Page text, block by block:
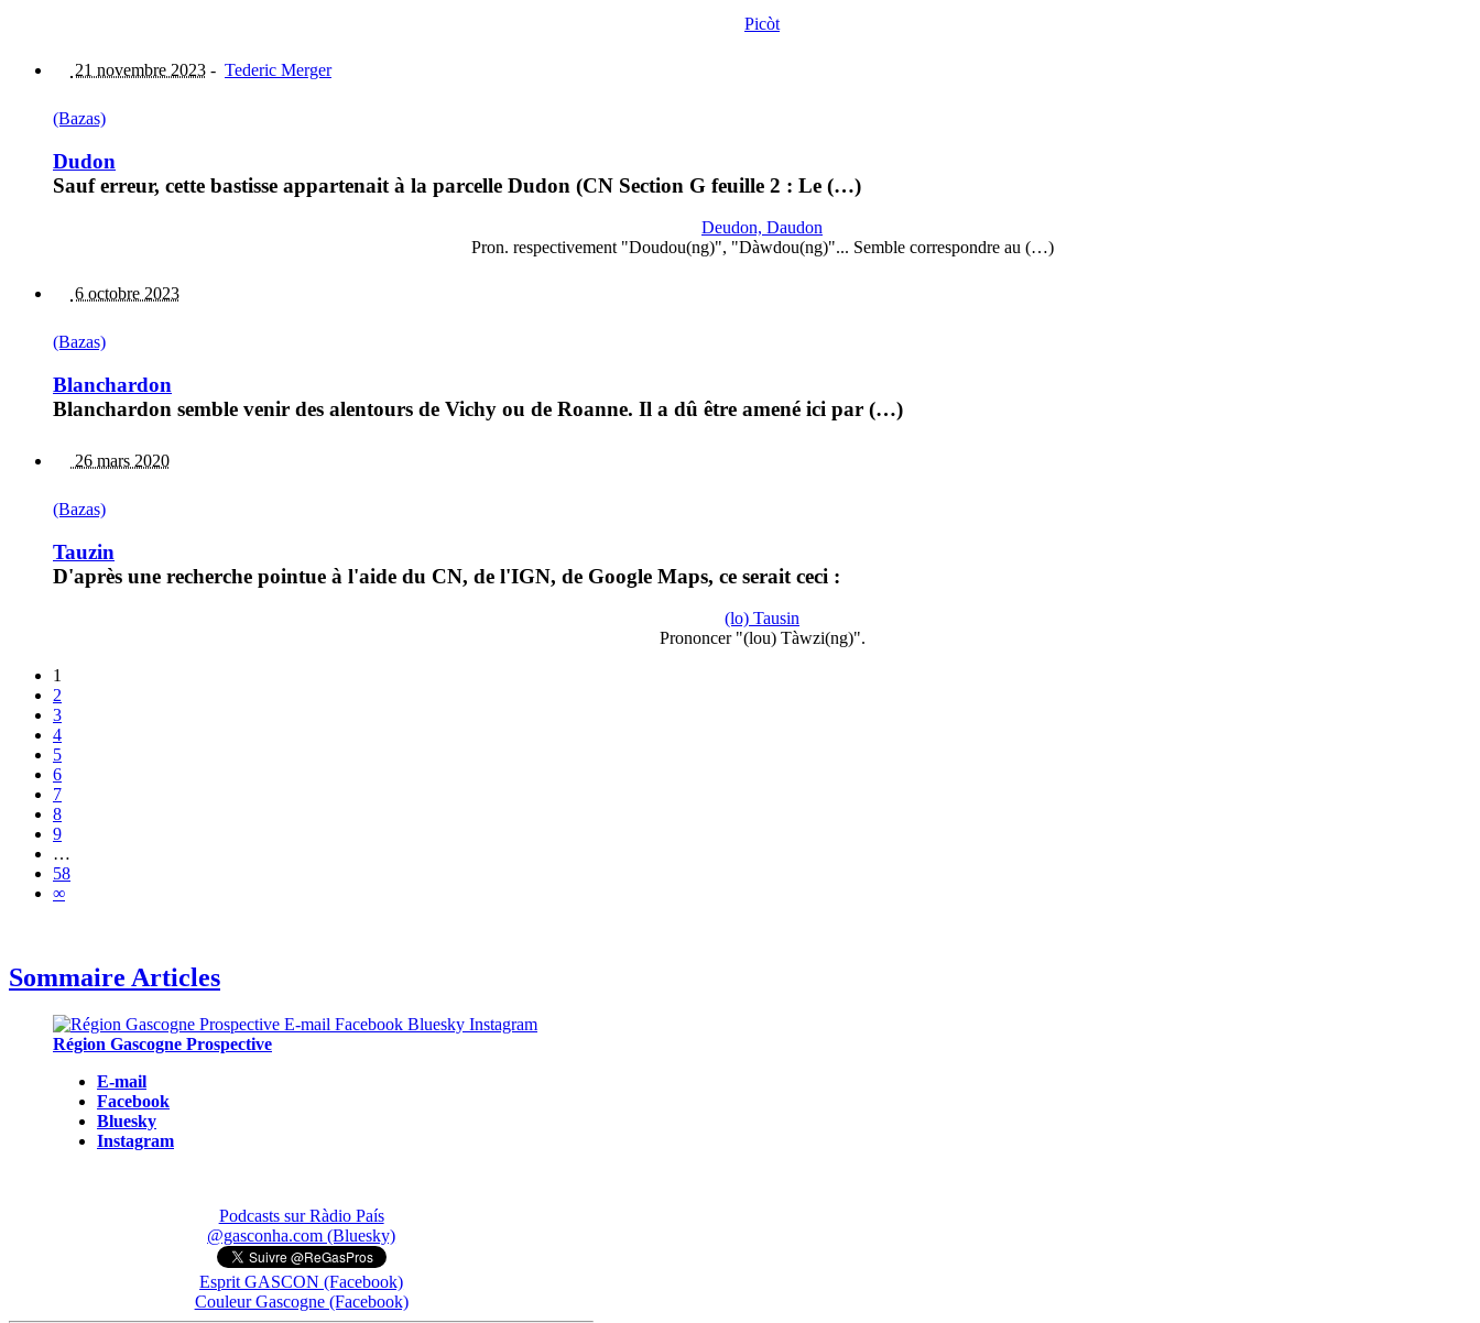
Picòt
21 novembre 2023 - Tederic Merger
(Bazas)
Dudon
Sauf erreur, cette bastisse appartenait à la parcelle Dudon (CN Section G feuille 2 : Le (…)
Deudon, Daudon
Pron. respectivement "Doudou(ng)", "Dàwdou(ng)"... Semble correspondre au (…)
6 octobre 2023
(Bazas)
Blanchardon
Blanchardon semble venir des alentours de Vichy ou de Roanne. Il a dû être amené ici par (…)
26 mars 2020
(Bazas)
Tauzin
D'après une recherche pointue à l'aide du CN, de l'IGN, de Google Maps, ce serait ceci :
(lo) Tausin
Prononcer "(lou) Tàwzi(ng)".
1
2
3
4
5
6
7
8
9
…
58
∞
Sommaire Articles
Région Gascogne Prospective
E-mail
Facebook
Bluesky
Instagram
Podcasts sur Ràdio País
@gasconha.com (Bluesky)
Esprit GASCON (Facebook)
Couleur Gascogne (Facebook)